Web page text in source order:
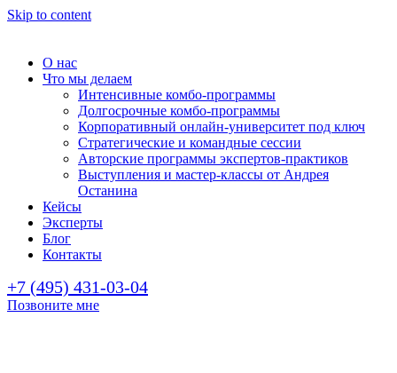
Skip to content
О нас
Что мы делаем
Интенсивные комбо-программы
Долгосрочные комбо-программы
Корпоративный онлайн-университет под ключ
Стратегические и командные сессии
Авторские программы экспертов-практиков
Выступления и мастер-классы от Андрея
Останина
Кейсы
Эксперты
Блог
Контакты
+7 (495) 431-03-04
Позвоните мне